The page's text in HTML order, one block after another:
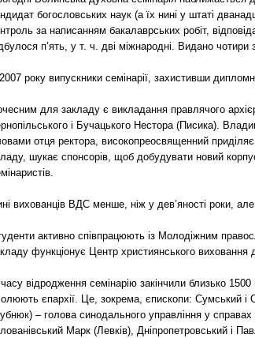
богословських наук (а їх нині у штаті
за написанням бакалаврських робіт,
п’ять, у т. ч. дві міжнародні. Видано чотири
року випускники семінарії, захистивши
для закладу є викладання правлячого
і Бучацького Нестора (Писика).
отця ректора, високопреосвященний приділяє
шукає спонсорів, щоб добудувати новий
вихованців ВДС менше, ніж у дев’яності роки,
активно співпрацюють із Молодіжним
функціонує Центр християнського виховання
часу відродження семінарію закінчили близько
єпархії. Це, зокрема, єпископи: Сумський і
– голова синодального управління у
Марк (Левків), Дніпропетровський і